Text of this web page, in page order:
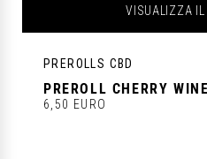
VISUALIZZA IL
PREROLLS CBD
PREROLL CHERRY
6,50 EURO